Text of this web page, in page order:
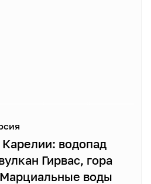
водопад
Гирвас, гора
воды